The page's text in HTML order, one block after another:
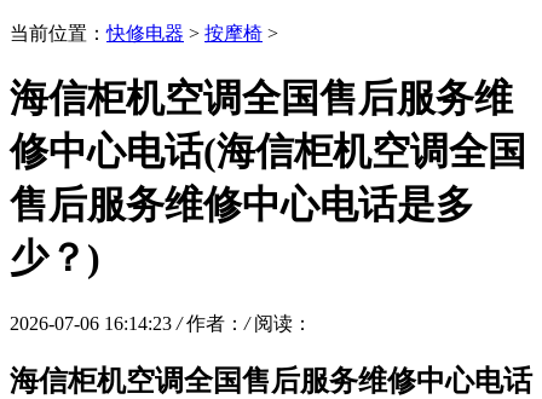
当前位置：快修电器 > 按摩椅 >
海信柜机空调全国售后服务维
修中心电话(海信柜机空调全国
售后服务维修中心电话是多
少？)
2026-07-06 16:14:23 / 作者： / 阅读：
海信柜机空调全国售后服务维修中心电话